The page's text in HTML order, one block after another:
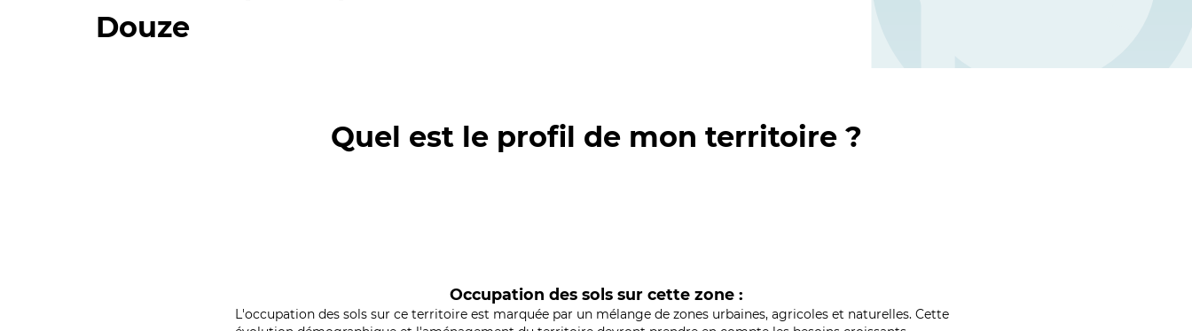
Douze
Quel est le profil de mon territoire ?
Occupation des sols sur cette zone :
L'occupation des sols sur ce territoire est marquée par un mélange de zones urbaines, agricoles et naturelles. Cette